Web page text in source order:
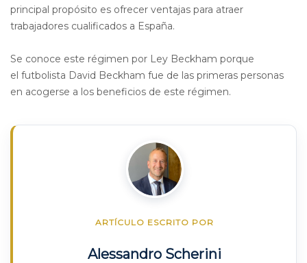
principal propósito es ofrecer ventajas para atraer
trabajadores cualificados a España.
Se conoce este régimen por Ley Beckham porque
el futbolista David Beckham fue de las primeras personas
en acogerse a los beneficios de este régimen.
ARTÍCULO ESCRITO POR
Alessandro Scherini